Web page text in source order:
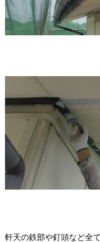
軒天の鉄部や釘頭など全